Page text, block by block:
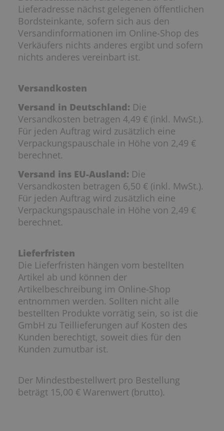
Lieferadresse nächst gelegenen öffentlichen
Bordsteinkante, sofern sich aus den
Versandinformationen im Online-Shop des
Verkäufers nichts anderes ergibt und sofern
nichts anderes vereinbart ist.
Versandkosten
Versand in Deutschland: Die
Versandkosten betragen 4,49 € (inkl. MwSt.).
Für jeden Auftrag wird zusätzlich eine
Verpackungspauschale in Höhe von 2,49 €
berechnet.
Versand ins EU-Ausland: Die
Versandkosten betragen 6,50 € (inkl. MwSt.).
Für jeden Auftrag wird zusätzlich eine
Verpackungspauschale in Höhe von 2,49 €
berechnet.
Lieferfristen
Die Lieferfristen hängen vom bestellten
Artikel ab und können der
Artikelbeschreibung im Online-Shop
entnommen werden. Sollten nicht alle
bestellten Produkte vorrätig sein, so ist die
GmbH zu Teillieferungen auf Kosten des
Kunden berechtigt, soweit dies für den
Kunden zumutbar ist.
Der Mindestbestellwert pro Bestellung
beträgt 15,00 € Warenwert (brutto).